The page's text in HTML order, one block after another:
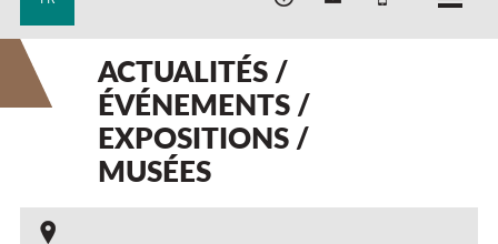
ACTUALITÉS /
ÉVÉNEMENTS /
EXPOSITIONS /
MUSÉES